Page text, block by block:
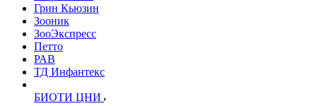
Грин Кьюзин
Зооник
ЗооЭкспресс
Петто
РАВ
ТД Инфантекс
БИОТИ ЦНИ